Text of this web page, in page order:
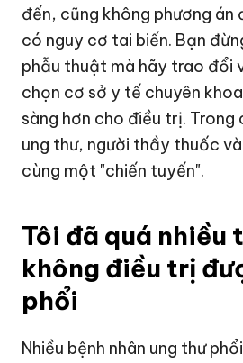
đến, cũng không phương án
có nguy cơ tai biến. Bạn
phẫu thuật mà hãy trao đổi
chọn cơ sở y tế chuyên
sàng hơn cho điều trị. Trong
ung thư, người thầy thuốc
cùng một "chiến tuyến".
Tôi đã quá nhiều
không điều trị
phổi
Nhiều bệnh nhân ung thư